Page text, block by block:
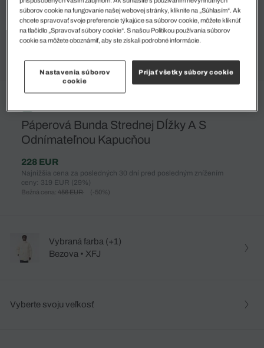
Páperová Bunda Strednej Dĺžky A S
Odnímateľnou Kapucňou
228 EUR
Najnižšia cena za posledných 30 dní pred posledným znížením
ceny: 319 EUR (29%)
Bežná cena: 456 EUR (-50%)
Vybraná farba (+1)
Bezova • XFJ
Vyberte svoju veľkosť
súborov cookie na fungovanie našej webovej stránky, kliknite na „Súhlasím“. Ak
chcete spravovať svoje preferencie týkajúce sa súborov cookie, môžete kliknúť
na tlačidlo „Spravovať súbory cookie“. S našou Politikou používania súborov
cookie sa môžete oboznámiť, aby ste získali podrobné informácie.
Nastavenia súborov
cookie
Prijať všetky súbory cookie